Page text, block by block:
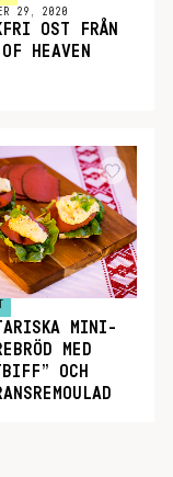
29, 2020
OST FRÅN
HEAVEN
MINI-
MED
OCH